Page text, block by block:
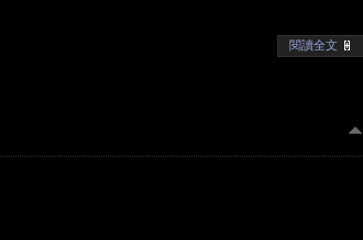
閱讀全文